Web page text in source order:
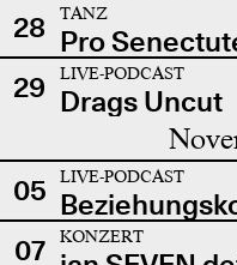
28
TANZ
Pro
29
LIVE-PODCAST
Drags Uncut
05 LIVE-PODCAST
07
KONZERT